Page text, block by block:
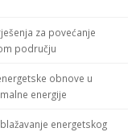
za povećanje
području
obnove u
energije
energetskog